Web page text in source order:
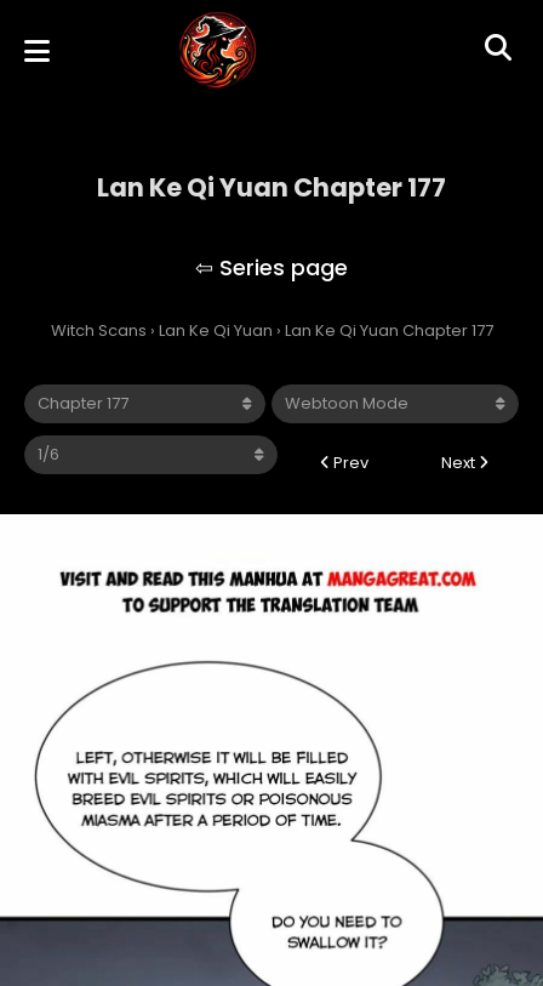
Lan Ke Qi Yuan Chapter 177
Witch Scans › Lan Ke Qi Yuan › Lan Ke Qi Yuan Chapter 177
Prev Next